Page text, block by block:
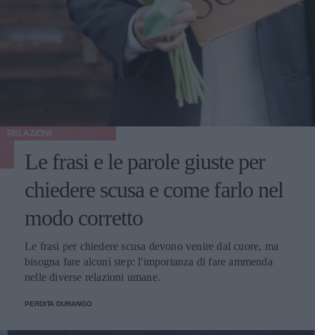
RELAZIONI
Le frasi e le parole giuste per
chiedere scusa e come farlo nel
modo corretto
Le frasi per chiedere scusa devono venire dal cuore, ma
bisogna fare alcuni step: l'importanza di fare ammenda
nelle diverse relazioni umane.
PERDITA DURANGO